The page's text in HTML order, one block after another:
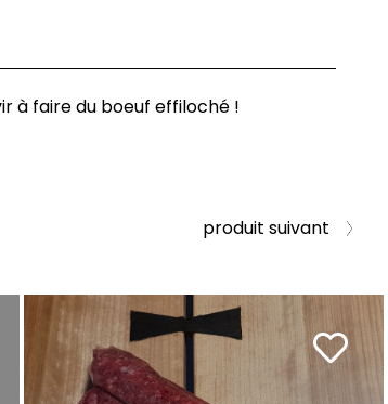
à faire du boeuf effiloché !
produit suivant